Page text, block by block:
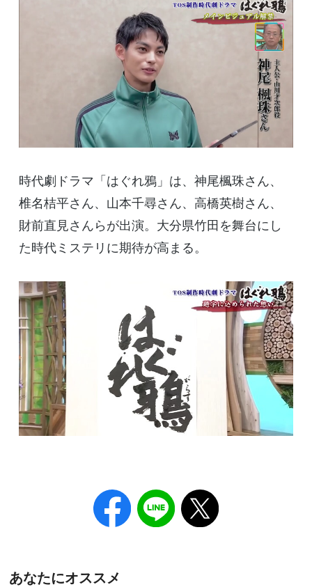
時代劇ドラマ「はぐれ鴉」は、神尾楓珠さん、
椎名桔平さん、山本千尋さん、高橋英樹さん、
財前直見さんらが出演。大分県竹田を舞台にし
た時代ミステリに期待が高まる。
あなたにオススメ